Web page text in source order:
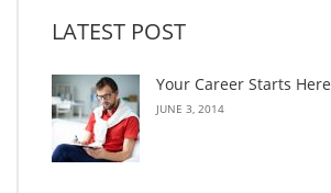
LATEST POST
Your Career Starts Here
JUNE 3, 2014